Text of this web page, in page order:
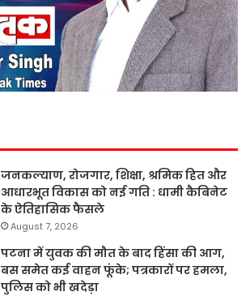
जनकल्याण, रोजगार, शिक्षा, श्रमिक हित और
आधारभूत विकास को नई गति : धामी कैबिनेट
के ऐतिहासिक फैसले
August 7, 2026
पटना में युवक की मौत के बाद हिंसा की आग,
बस समेत कई वाहन फूंके; पत्रकारों पर हमला,
पुलिस को भी खदेड़ा